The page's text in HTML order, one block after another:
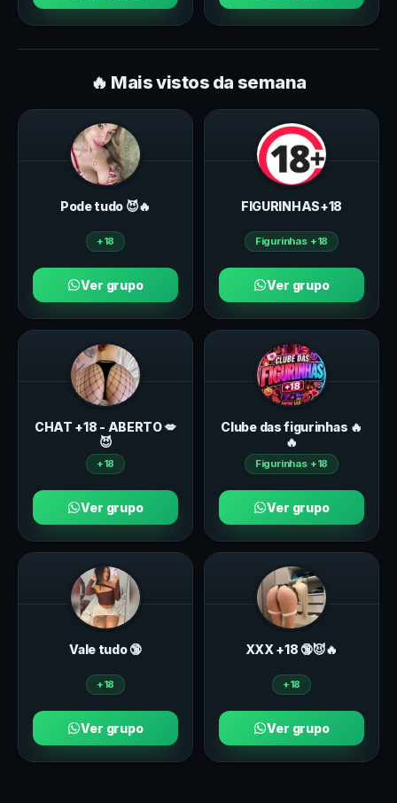
🔥 Mais vistos da semana
Pode tudo 😈🔥
+18
Ver grupo
FIGURINHAS+18
Figurinhas +18
Ver grupo
CHAT +18 - ABERTO 💋
😈
+18
Ver grupo
Clube das figurinhas 🔥
🔥
Figurinhas +18
Ver grupo
Vale tudo 🔞
+18
Ver grupo
ХXХ +18 🔞😈🔥
+18
Ver grupo